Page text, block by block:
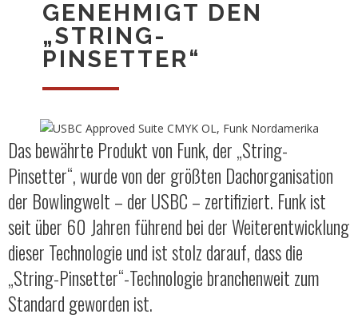
GENEHMIGT DEN
„STRING-
PINSETTER“
Das bewährte Produkt von Funk, der „String-
Pinsetter“, wurde von der größten Dachorganisation
der Bowlingwelt – der USBC – zertifiziert. Funk ist
seit über 60 Jahren führend bei der Weiterentwicklung
dieser Technologie und ist stolz darauf, dass die
„String-Pinsetter“-Technologie branchenweit zum
Standard geworden ist.